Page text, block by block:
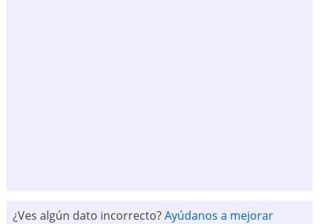
¿Ves algún dato incorrecto?Ayúdanos a mejorar